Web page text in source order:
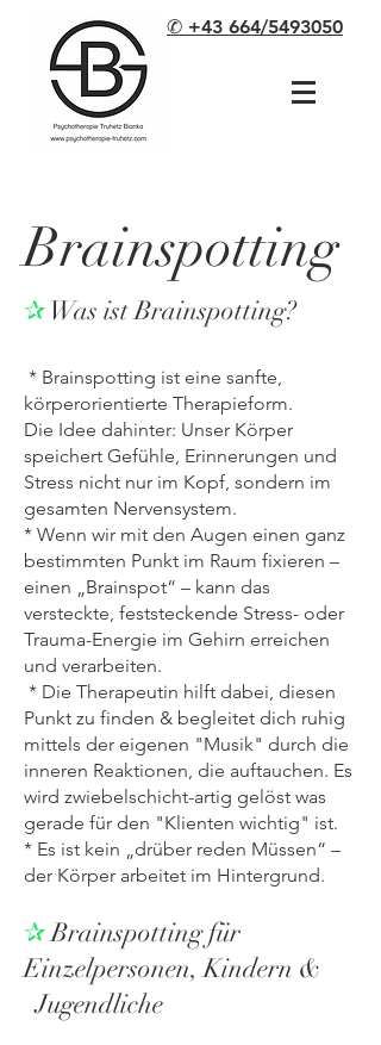
✆ +43 664/5493050
Brainspotting
✰Was ist Brainspotting?
* Brainspotting ist eine sanfte,
körperorientierte Therapieform.
Die Idee dahinter: Unser Körper
speichert Gefühle, Erinnerungen und
Stress nicht nur im Kopf, sondern im
gesamten Nervensystem.
* Wenn wir mit den Augen einen ganz
bestimmten Punkt im Raum fixieren –
einen „Brainspot“ – kann das
versteckte, feststeckende Stress- oder
Trauma-Energie im Gehirn erreichen
und verarbeiten.
* Die Therapeutin hilft dabei, diesen
Punkt zu finden & begleitet dich ruhig
mittels der eigenen "Musik" durch die
inneren Reaktionen, die auftauchen. Es
wird zwiebelschicht-artig gelöst was
gerade für den "Klienten wichtig" ist.
* Es ist kein „drüber reden Müssen“ –
der Körper arbeitet im Hintergrund.
✰Brainspotting für
Einzelpersonen, Kindern &
Jugendliche